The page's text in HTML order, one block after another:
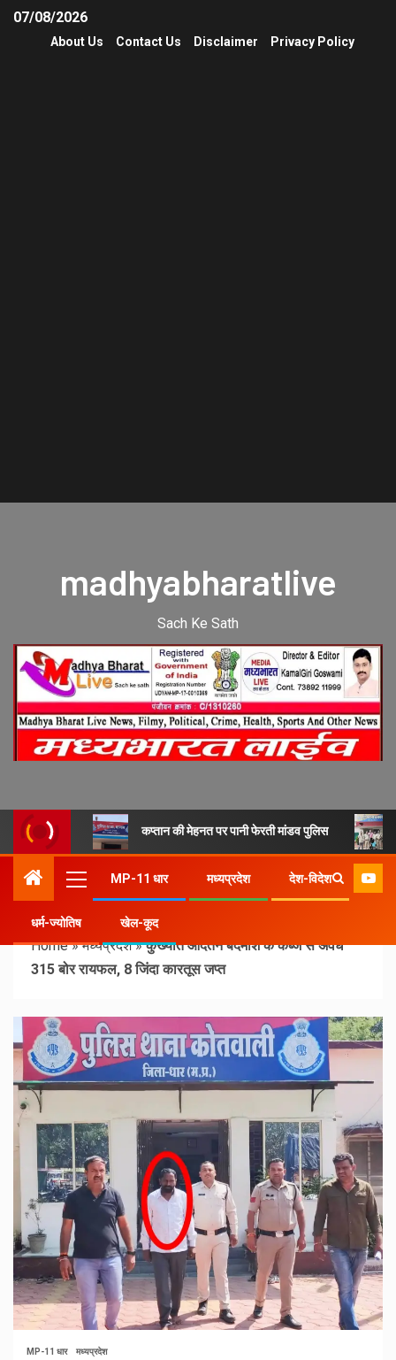
07/08/2026
About Us Contact Us Disclaimer Privacy Policy
madhyabharatlive
Sach Ke Sath
कप्तान की मेहनत पर पानी फेरती मांडव पुलिस
MP-11 धार मध्यप्रदेश देश-विदेश
धर्म-ज्योतिष खेल-कूद
Home»मध्यप्रदेश»कुख्यात आदतन बदमाश के कब्जे से अवैध
315 बोर रायफल, 8 जिंदा कारतूस जप्त
MP-11 धार मध्यप्रदेश